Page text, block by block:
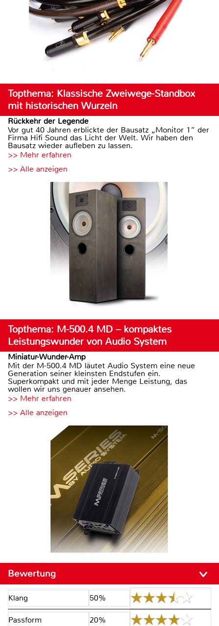
Topthema: Klassische Zweiwege-Standbox
mit historischen Wurzeln
Rückkehr der Legende
Vor gut 40 Jahren erblickte der Bausatz „Monitor 1“ der
Firma Hifi Sound das Licht der Welt. Wir haben den
Bausatz wieder aufleben zu lassen.
>> Mehr erfahren
>> Alle anzeigen
Topthema: M-500.4 MD – kompaktes
Leistungswunder von Audio System
Miniatur-Wunder-Amp
Mit der M-500.4 MD läutet Audio System eine neue
Generation seiner kleinsten Endstufen ein.
Superkompakt und mit jeder Menge Leistung, das
wollen wir uns genauer ansehen.
>> Mehr erfahren
>> Alle anzeigen
Bewertung
Klang 50%
Passform 20%